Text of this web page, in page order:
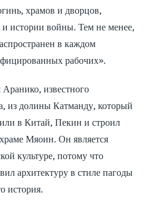
храмов и дворцов,
истории войны. Тем не менее,
в каждом
рабочих».
известного
из долины Катманду, который
в Китай, Пекин и строил
Мяоин. Он является
культуре, потому что
архитектуру в стиле пагоды
история.